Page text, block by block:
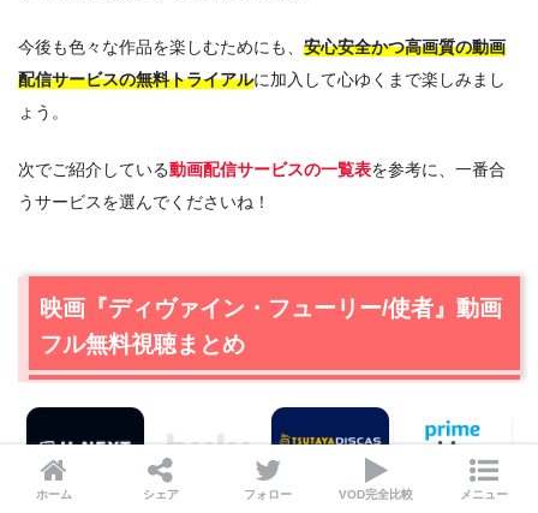
今後も色々な作品を楽しむためにも、 安心安全かつ高画質の動画
配信サービスの無料トライアルに加入して心ゆくまで楽しみまし
ょう。
次でご紹介している動画配信サービスの一覧表を参考に、一番合
うサービスを選んでくださいね！
映画『ディヴァイン・フューリー/使者』動画
フル無料視聴まとめ
ホーム シェア フォロー VOD完全比較 メニュー